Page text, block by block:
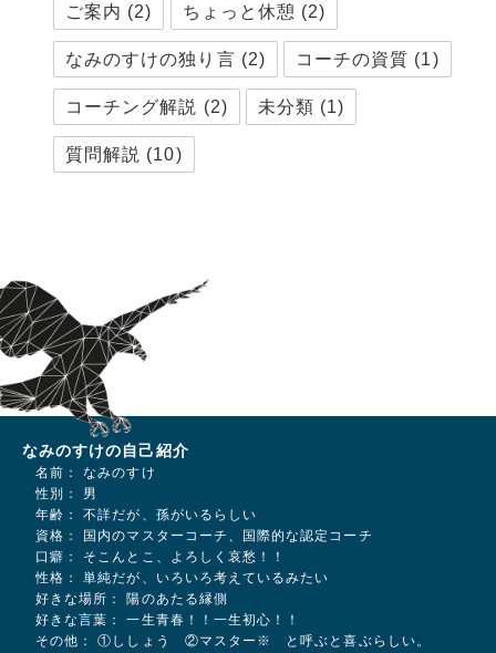
ご案内 (2) ちょっと休憩 (2)
なみのすけの独り言 (2) コーチの資質 (1)
コーチング解説 (2) 未分類 (1)
質問解説 (10)
なみのすけの自己紹介
名前： なみのすけ
性別： 男
年齢： 不詳だが、孫がいるらしい
資格： 国内のマスターコーチ、国際的な認定コーチ
口癖： そこんとこ、よろしく哀愁！！
性格： 単純だが、いろいろ考えているみたい
好きな場所： 陽のあたる縁側
好きな言葉： 一生青春！！一生初心！！
その他： ①ししょう ②マスター※ と呼ぶと喜ぶらしい。